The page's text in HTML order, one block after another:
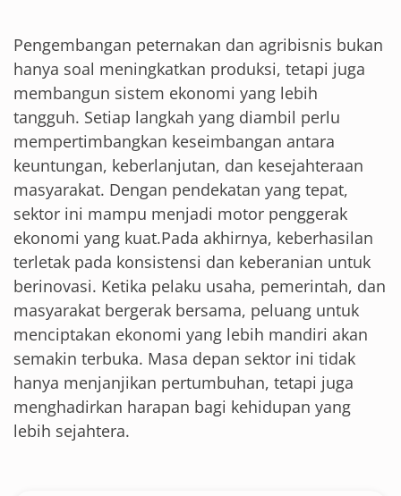
Pengembangan peternakan dan agribisnis bukan
hanya soal meningkatkan produksi, tetapi juga
membangun sistem ekonomi yang lebih
tangguh. Setiap langkah yang diambil perlu
mempertimbangkan keseimbangan antara
keuntungan, keberlanjutan, dan kesejahteraan
masyarakat. Dengan pendekatan yang tepat,
sektor ini mampu menjadi motor penggerak
ekonomi yang kuat.Pada akhirnya, keberhasilan
terletak pada konsistensi dan keberanian untuk
berinovasi. Ketika pelaku usaha, pemerintah, dan
masyarakat bergerak bersama, peluang untuk
menciptakan ekonomi yang lebih mandiri akan
semakin terbuka. Masa depan sektor ini tidak
hanya menjanjikan pertumbuhan, tetapi juga
menghadirkan harapan bagi kehidupan yang
lebih sejahtera.